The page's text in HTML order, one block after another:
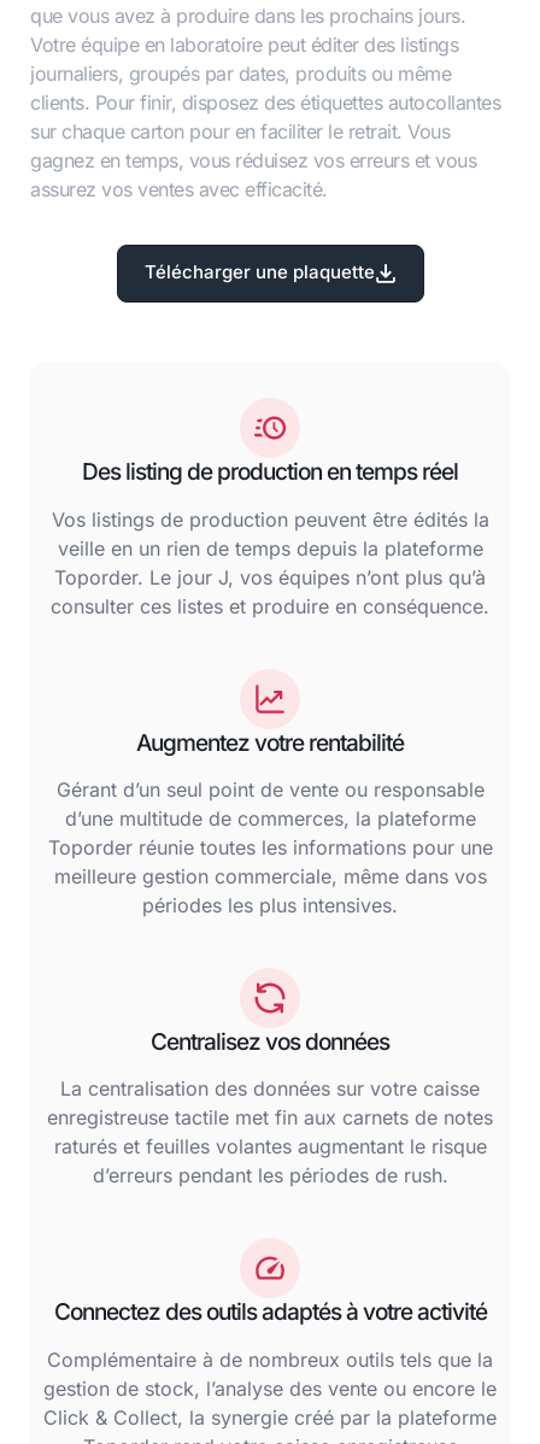
que vous avez à produire dans les prochains jours.
Votre équipe en laboratoire peut éditer des listings
journaliers, groupés par dates, produits ou même
clients. Pour finir, disposez des étiquettes autocollantes
sur chaque carton pour en faciliter le retrait. Vous
gagnez en temps, vous réduisez vos erreurs et vous
assurez vos ventes avec efficacité.
Télécharger une plaquette
Des listing de production en temps réel
Vos listings de production peuvent être édités la
veille en un rien de temps depuis la plateforme
Toporder. Le jour J, vos équipes n’ont plus qu’à
consulter ces listes et produire en conséquence.
Augmentez votre rentabilité
Gérant d’un seul point de vente ou responsable
d’une multitude de commerces, la plateforme
Toporder réunie toutes les informations pour une
meilleure gestion commerciale, même dans vos
périodes les plus intensives.
Centralisez vos données
La centralisation des données sur votre caisse
enregistreuse tactile met fin aux carnets de notes
raturés et feuilles volantes augmentant le risque
d’erreurs pendant les périodes de rush.
Connectez des outils adaptés à votre activité
Complémentaire à de nombreux outils tels que la
gestion de stock, l’analyse des vente ou encore le
Click & Collect, la synergie créé par la plateforme